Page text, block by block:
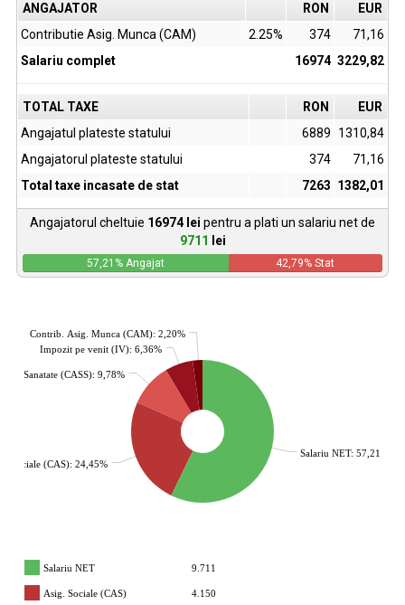
ANGAJATOR RON
EUR
Contributie Asig. Munca (CAM)
2.25% 374
71,16
Salariu complet
16974 3229,82
TOTAL TAXE RON
EUR
Angajatul plateste statului
6889
1310,84
Angajatorul plateste statului
374
71,16
Total taxe incasate de stat
7263 1382,01
Angajatorul cheltuie 16974 lei pentru a plati un salariu net de
9711
lei
57,21 % Angajat 42,79% Stat
Salariu NET: 57,21%
Sociale (CAS): 24,45%
Sanatate (CASS): 9,78%
Impozit pe venit (IV): 6,36%
Contrib. Asig. Munca (CAM): 2,20%
Salariu NET 9.711
Asig. Sociale (CAS) 4.150